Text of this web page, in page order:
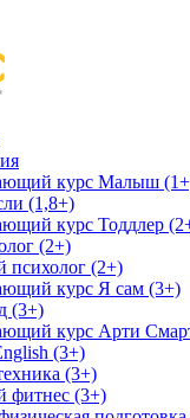
курс Малыш
(1,8+)
курс Тоддлер
(2+)
психолог (2+)
курс Я сам (3+)
(3+)
курс Арти
(3+)
(3+)
фитнес (3+)